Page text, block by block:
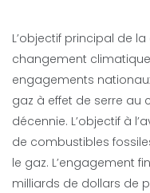
L’objectif principal de
changement
engagements
gaz à effet de serre au
décennie. L’objectif à
de combustibles
le gaz. L’engagement
milliards de dollars de